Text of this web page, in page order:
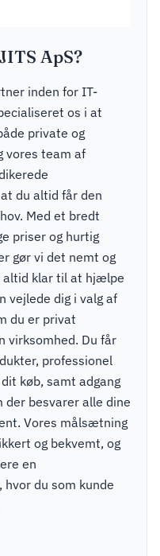
ApS?
inden for IT-
os i at
private og
vores team af
du altid får den
Med et bredt
priser og hurtig
gør vi det nemt og
altid klar til at hjælpe
vejlede dig i valg af
du er privat
virksomhed. Du får
professionel
køb, samt adgang
besvarer alle dine
Vores målsætning
og bekvemt, og
en
du som kunde